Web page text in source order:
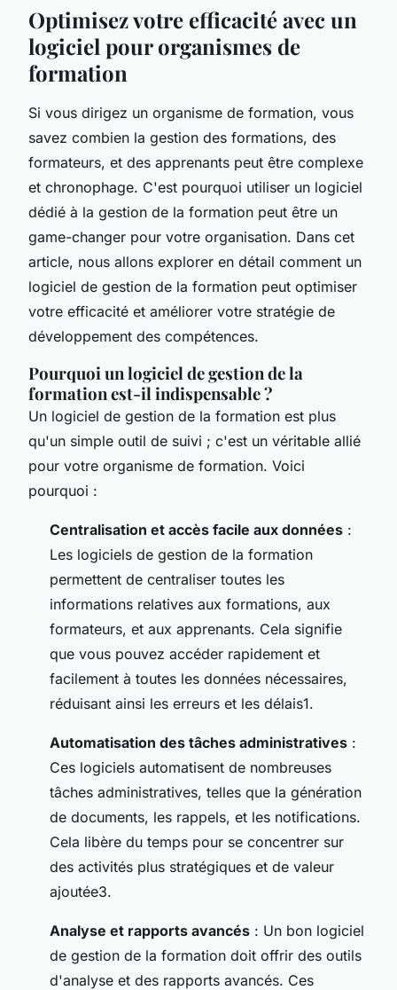
Optimisez votre efficacité avec un
logiciel pour organismes de
formation
Si vous dirigez un organisme de formation, vous
savez combien la gestion des formations, des
formateurs, et des apprenants peut être complexe
et chronophage. C'est pourquoi utiliser un logiciel
dédié à la gestion de la formation peut être un
game-changer pour votre organisation. Dans cet
article, nous allons explorer en détail comment un
logiciel de gestion de la formation peut optimiser
votre efficacité et améliorer votre stratégie de
développement des compétences.
Pourquoi un logiciel de gestion de la
formation est-il indispensable ?
Un logiciel de gestion de la formation est plus
qu'un simple outil de suivi ; c'est un véritable allié
pour votre organisme de formation. Voici
pourquoi :
Centralisation et accès facile aux données :
Les logiciels de gestion de la formation
permettent de centraliser toutes les
informations relatives aux formations, aux
formateurs, et aux apprenants. Cela signifie
que vous pouvez accéder rapidement et
facilement à toutes les données nécessaires,
réduisant ainsi les erreurs et les délais1.
Automatisation des tâches administratives :
Ces logiciels automatisent de nombreuses
tâches administratives, telles que la génération
de documents, les rappels, et les notifications.
Cela libère du temps pour se concentrer sur
des activités plus stratégiques et de valeur
ajoutée3.
Analyse et rapports avancés : Un bon logiciel
de gestion de la formation doit offrir des outils
d'analyse et des rapports avancés. Ces